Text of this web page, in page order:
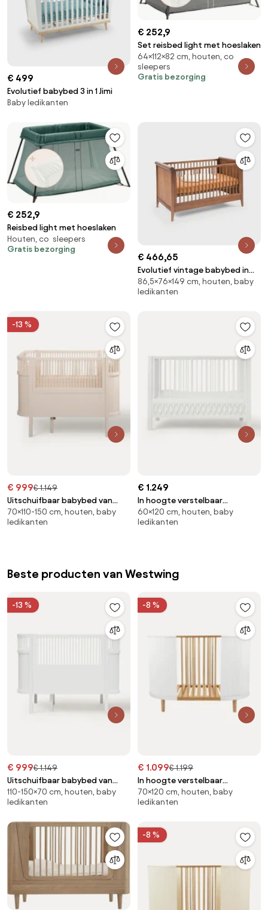
€ 499
Evolutief babybed 3 in 1 Jimi
Baby ledikanten
€ 252,9
Set reisbed light met hoeslaken
64×112×82 cm, houten, co
sleepers
Gratis bezorging
€ 252,9
Reisbed light met hoeslaken
Houten, co sleepers
Gratis bezorging
€ 466,65
Evolutief vintage babybed in
notenhoutbeits, Florette
86,5×76×149 cm, houten, baby
ledikanten
-13 %
€ 999€ 1.149
Uitschuifbaar babybed van
berkenhout Baby Bed Baby & Jr.,
70 x 110/150 cm
70×110-150 cm, houten, baby
ledikanten
€ 1.249
In hoogte verstelbaar
kinderbedje Harlequin, 60 x 120
cm
60×120 cm, houten, baby
ledikanten
Beste producten van Westwing
-13 %
€ 999€ 1.149
Uitschuifbaar babybed van
berkenhout Baby Bed Baby & Jr.,
70 x 110/150 cm
110-150×70 cm, houten, baby
ledikanten
-8 %
€ 1.099€ 1.199
In hoogte verstelbaar
babybedje Kai, handgemaakt,
70 x 120 cm
70×120 cm, houten, baby
ledikanten
-8 %